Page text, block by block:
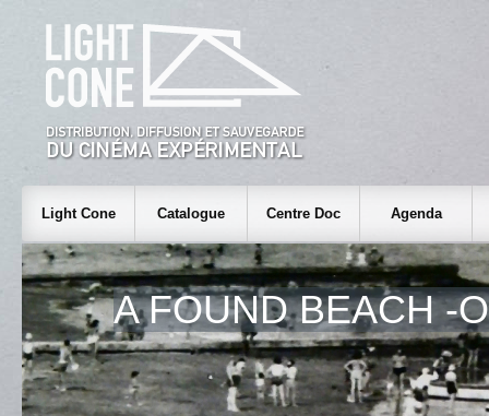
Light Cone Catalogue Centre Doc Agenda
A FOUND BEACH -